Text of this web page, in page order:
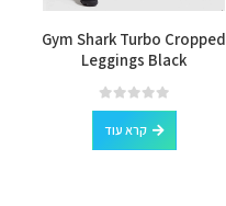
Gym Shark Turbo Cropped
Leggings Black
0
out of 5
קרא עוד